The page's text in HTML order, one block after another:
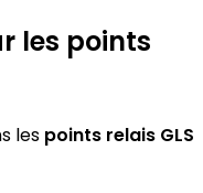
les points
les points relais GLS